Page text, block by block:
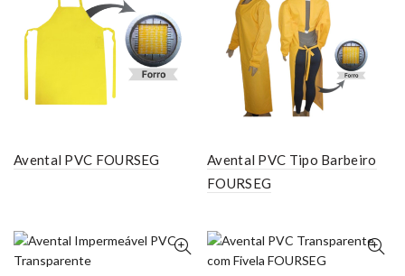
Avental PVC FOURSEG
Avental PVC Tipo Barbeiro
FOURSEG